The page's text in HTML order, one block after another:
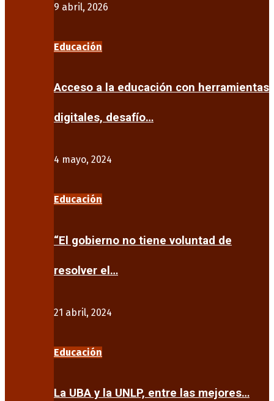
9 abril, 2026
Educación
Acceso a la educación con herramientas
digitales, desafío…
4 mayo, 2024
Educación
“El gobierno no tiene voluntad de
resolver el…
21 abril, 2024
Educación
La UBA y la UNLP, entre las mejores…